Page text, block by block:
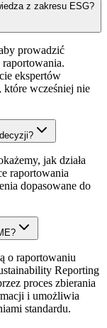
z zakresu ESG?
prowadzić
ekspertów
które wcześniej nie
jak działa
raportowania
dopasowane do
o raportowaniu
Reporting
proces zbierania
i umożliwia
standardu.